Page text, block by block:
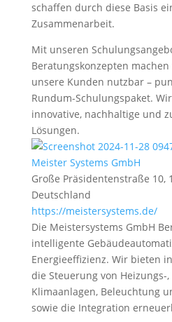
schaffen durch diese Basis
Zusammenarbeit.
Mit unseren
Beratungskonzepten
unsere Kunden nutzbar –
Rundum-Schulungspaket.
innovative, nachhaltige und
Lösungen.
Meister Systems GmbH
Große Präsidentenstraße 10,
Deutschland
https://meistersystems.de/
Die Meistersystems GmbH
intelligente
Energieeffizienz. Wir bieten
die Steuerung von Heizungs-
Klimaanlagen, Beleuchtung
sowie die Integration